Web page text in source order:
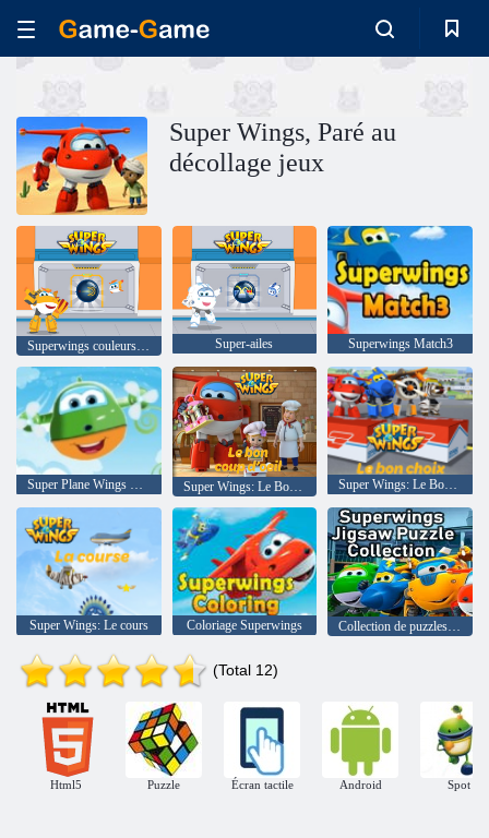
Super Wings, Paré au
décollage jeux
Superwings couleurs couleurs Super-ailes Superwings Match3
Super Plane Wings Kid Subway Surfers Runner Super Wings: Le Bon Coup d'Oeil Super Wings: Le Bon Choix
Super Wings: Le cours Coloriage Superwings Collection de puzzles Superwings
(Total 12)
Html5 Puzzle Écran tactile Android Spot